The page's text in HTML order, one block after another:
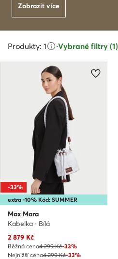
Zobrazit více
Produkty: 1 ·Vybrané filtry (1)
extra -10% Kód: SUMMER
-33%
Max Mara
Kabelka · Bílá
Aktuální cena
2 879 Kč
Běžná cena4 299 Kč-33%
Nejnižší cena4 299 Kč-33%